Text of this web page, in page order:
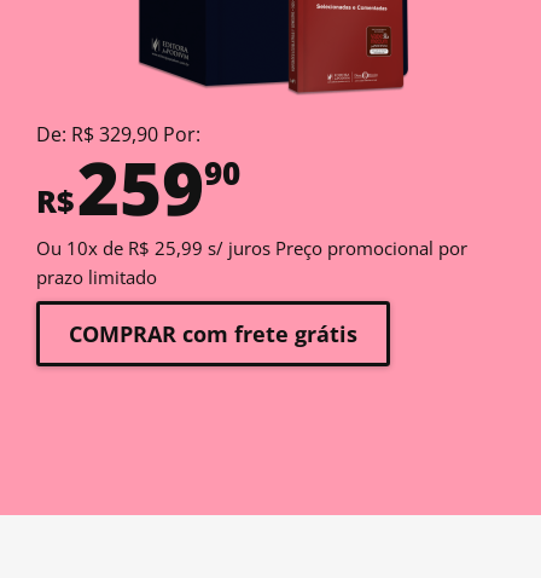
De: R$ 329,90 Por:
R$25990
Ou 10x de R$ 25,99 s/ juros Preço promocional por
prazo limitado
COMPRAR com frete grátis